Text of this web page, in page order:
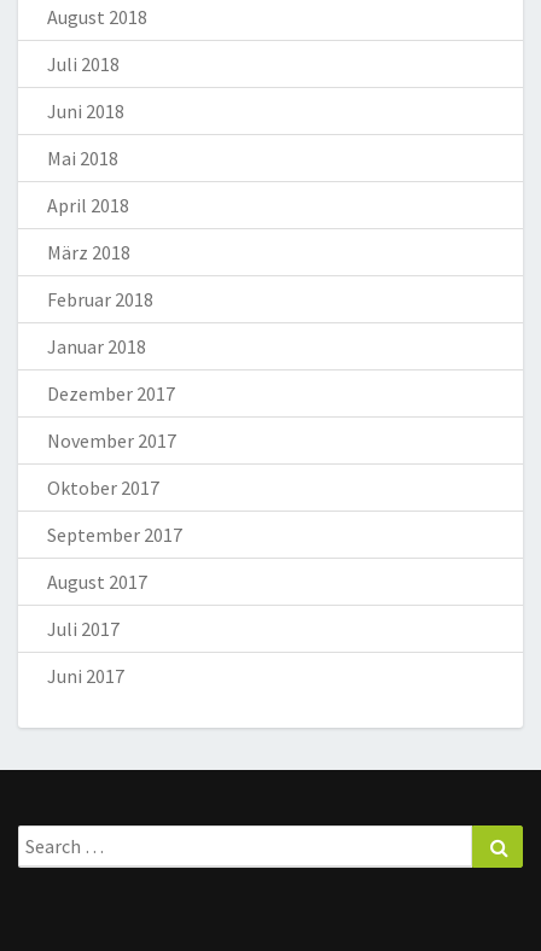
August 2018
Juli 2018
Juni 2018
Mai 2018
April 2018
März 2018
Februar 2018
Januar 2018
Dezember 2017
November 2017
Oktober 2017
September 2017
August 2017
Juli 2017
Juni 2017
Search
for: